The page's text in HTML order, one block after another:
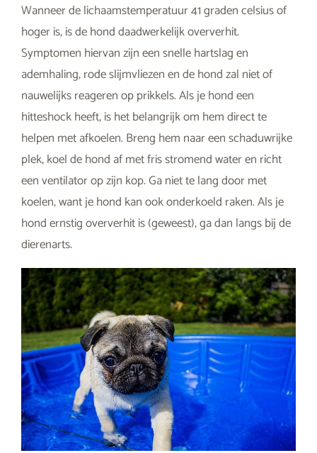
Wanneer de lichaamstemperatuur 41 graden celsius of
hoger is, is de hond daadwerkelijk oververhit.
Symptomen hiervan zijn een snelle hartslag en
ademhaling, rode slijmvliezen en de hond zal niet of
nauwelijks reageren op prikkels. Als je hond een
hitteshock heeft, is het belangrijk om hem direct te
helpen met afkoelen. Breng hem naar een schaduwrijke
plek, koel de hond af met fris stromend water en richt
een ventilator op zijn kop. Ga niet te lang door met
koelen, want je hond kan ook onderkoeld raken. Als je
hond ernstig oververhit is (geweest), ga dan langs bij de
dierenarts.